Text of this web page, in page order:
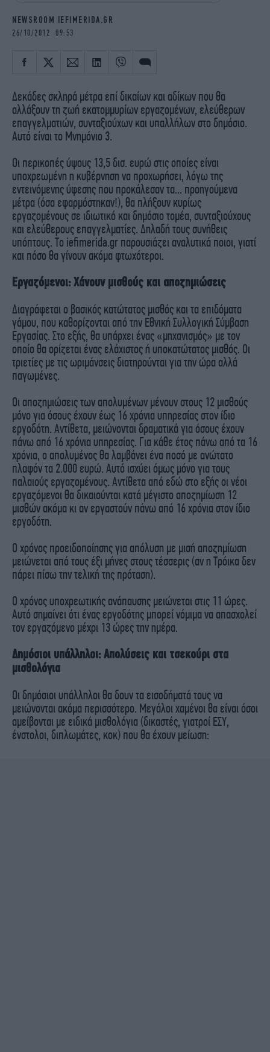
OSCARS
NEWSROOM IEFIMERIDA.GR
26/10/2012 09:53
Δεκάδες σκληρά μέτρα επί δικαίων και αδίκων που θα
αλλάξουν τη ζωή εκατομμυρίων εργαζομένων, ελεύθερων
επαγγελματιών, συνταξιούχων και υπαλλήλων στο δημόσιο.
Αυτό είναι το Μνημόνιο 3.
Οι περικοπές ύψους 13,5 δισ. ευρώ στις οποίες είναι
υποχρεωμένη η κυβέρνηση να προχωρήσει, λόγω της
εντεινόμενης ύφεσης που προκάλεσαν τα... προηγούμενα
μέτρα (όσα εφαρμόστηκαν!), θα πλήξουν κυρίως
εργαζομένους σε ιδιωτικό και δημόσιο τομέα, συνταξιούχους
και ελεύθερους επαγγελματίες. Δηλαδή τους συνήθεις
υπόπτους. Το iefimerida.gr παρουσιάζει αναλυτικά ποιοι, γιατί
και πόσο θα γίνουν ακόμα φτωχότεροι.
Εργαζόμενοι: Χάνουν μισθούς και αποζημιώσεις
Διαγράφεται ο βασικός κατώτατος μισθός και τα επιδόματα
γάμου, που καθορίζονται από την Εθνική Συλλογική Σύμβαση
Εργασίας. Στο εξής, θα υπάρχει ένας «μηχανισμός» με τον
οποίο θα ορίζεται ένας ελάχιστος ή υποκατώτατος μισθός. Οι
τριετίες με τις ωριμάνσεις διατηρούνται για την ώρα αλλά
παγωμένες.
Οι αποζημιώσεις των απολυμένων μένουν στους 12 μισθούς
μόνο για όσους έχουν έως 16 χρόνια υπηρεσίας στον ίδιο
εργοδότη. Αντίθετα, μειώνονται δραματικά για όσους έχουν
πάνω από 16 χρόνια υπηρεσίας. Για κάθε έτος πάνω από τα 16
χρόνια, ο απολυμένος θα λαμβάνει ένα ποσό με ανώτατο
πλαφόν τα 2.000 ευρώ. Αυτό ισχύει όμως μόνο για τους
παλαιούς εργαζομένους. Αντίθετα από εδώ στο εξής οι νέοι
εργαζόμενοι θα δικαιούνται κατά μέγιστο αποζημίωση 12
μισθών ακόμα κι αν εργαστούν πάνω από 16 χρόνια στον ίδιο
εργοδότη.
Ο χρόνος προειδοποίησης για απόλυση με μισή αποζημίωση
μειώνεται από τους έξι μήνες στους τέσσερις (αν η Τρόικα δεν
πάρει πίσω την τελική της πρόταση).
Ο χρόνος υποχρεωτικής ανάπαυσης μειώνεται στις 11 ώρες.
Αυτό σημαίνει ότι ένας εργοδότης μπορεί νόμιμα να απασχολεί
τον εργαζόμενο μέχρι 13 ώρες την ημέρα.
Δημόσιοι υπάλληλοι: Απολύσεις και τσεκούρι στα
μισθολόγια
Οι δημόσιοι υπάλληλοι θα δουν τα εισοδήματά τους να
μειώνονται ακόμα περισσότερο. Μεγάλοι χαμένοι θα είναι όσοι
αμείβονται με ειδικά μισθολόγια (δικαστές, γιατροί ΕΣΥ,
ένστολοι, διπλωμάτες, κοκ) που θα έχουν μείωση: